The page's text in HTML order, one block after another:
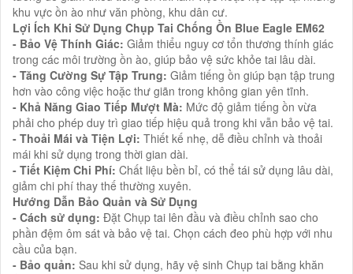
khu vực ồn ào như văn phòng, khu dân cư.
Lợi Ích Khi Sử Dụng Chụp Tai Chống Ồn Blue Eagle EM62
- Bảo Vệ Thính Giác: Giảm thiểu nguy cơ tổn thương thính giác
trong các môi trường ồn ào, giúp bảo vệ sức khỏe tai lâu dài.
- Tăng Cường Sự Tập Trung: Giảm tiếng ồn giúp bạn tập trung
hơn vào công việc hoặc thư giãn trong không gian yên tĩnh.
- Khả Năng Giao Tiếp Mượt Mà: Mức độ giảm tiếng ồn vừa
phải cho phép duy trì giao tiếp hiệu quả trong khi vẫn bảo vệ tai.
- Thoải Mái và Tiện Lợi: Thiết kế nhẹ, dễ điều chỉnh và thoải
mái khi sử dụng trong thời gian dài.
- Tiết Kiệm Chi Phí: Chất liệu bền bỉ, có thể tái sử dụng lâu dài,
giảm chi phí thay thế thường xuyên.
Hướng Dẫn Bảo Quản và Sử Dụng
- Cách sử dụng: Đặt Chụp tai lên đầu và điều chỉnh sao cho
phần đệm ôm sát và bảo vệ tai. Chọn cách đeo phù hợp với nhu
cầu của bạn.
- Bảo quản: Sau khi sử dụng, hãy vệ sinh Chụp tai bằng khăn